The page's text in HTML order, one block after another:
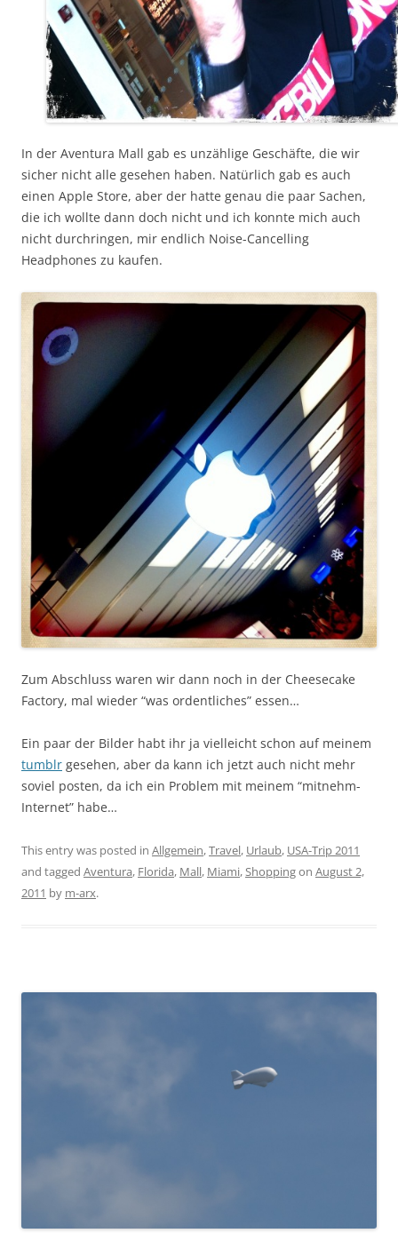
In der Aventura Mall gab es unzählige Geschäfte, die wir
sicher nicht alle gesehen haben. Natürlich gab es auch
einen Apple Store, aber der hatte genau die paar Sachen,
die ich wollte dann doch nicht und ich konnte mich auch
nicht durchringen, mir endlich Noise-Cancelling
Headphones zu kaufen.
Zum Abschluss waren wir dann noch in der Cheesecake
Factory, mal wieder “was ordentliches” essen…
Ein paar der Bilder habt ihr ja vielleicht schon auf meinem
tumblr gesehen, aber da kann ich jetzt auch nicht mehr
soviel posten, da ich ein Problem mit meinem “mitnehm-
Internet” habe…
This entry was posted in Allgemein,Travel, Urlaub, USA-Trip 2011
and tagged Aventura, Florida, Mall, Miami,Shoppingon August 2,
2011 by m-arx.